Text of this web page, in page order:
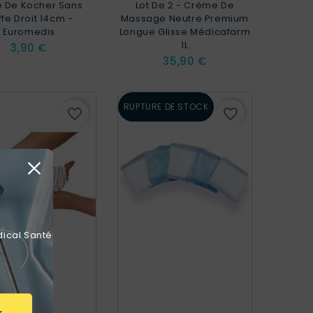
Santé
De Kocher Sans
Droit 14cm -
Euromedis
Prix
3,90 €
Lot De 2 - Crème De
Massage Neutre Premium
Longue Glisse Médicafarm
1L
Prix
35,90 €
favorite_border RUPTURE DE STOCK favorite_border